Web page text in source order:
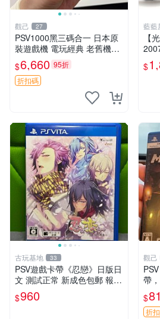
觀己 27
PSV1000黑三碼合一 日本原
裝遊戲機 電玩經典 老舊機臺
游戲收藏 限量版 PSV1000 三
碼合一 測試中
$6,660 95折
折扣碼
藍藍
面)【
代
能
$
古玩基地 33
PSV遊戲卡帶《忍戀》日版日
文 測試正常 新成色包郵 報價
嚴選 忍戀 PSV 日版 測試 正
常運行
$960
觀己
帶
功
險
換
$
折